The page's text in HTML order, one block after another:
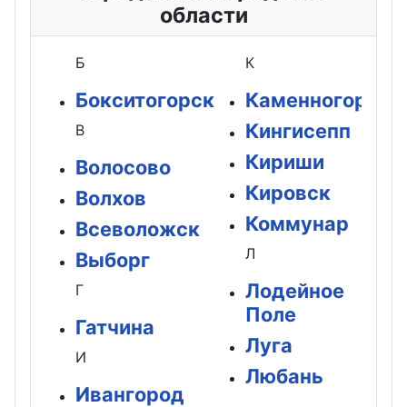
области
Б
Бокситогорск
В
Волосово
Волхов
Всеволожск
Выборг
Г
Гатчина
И
Ивангород
К
Каменногорск
Кингисепп
Кириши
Кировск
Коммунар
Л
Лодейное
Поле
Луга
Любань